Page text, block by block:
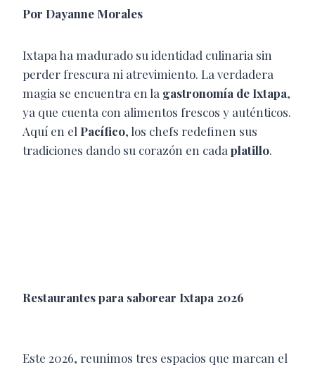
Por Dayanne Morales
Ixtapa ha madurado su identidad culinaria sin
perder frescura ni atrevimiento. La verdadera
magia se encuentra en la gastronomía de Ixtapa,
ya que cuenta con alimentos frescos y auténticos.
Aquí en el Pacífico, los chefs redefinen sus
tradiciones dando su corazón en cada platillo.
Restaurantes para saborear Ixtapa 2026
Este 2026, reunimos tres espacios que marcan el